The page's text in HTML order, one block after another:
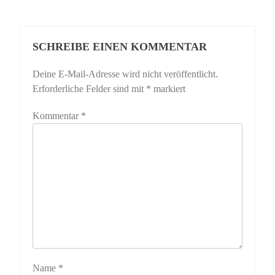
SCHREIBE EINEN KOMMENTAR
Deine E-Mail-Adresse wird nicht veröffentlicht.
Erforderliche Felder sind mit * markiert
Kommentar *
Name *